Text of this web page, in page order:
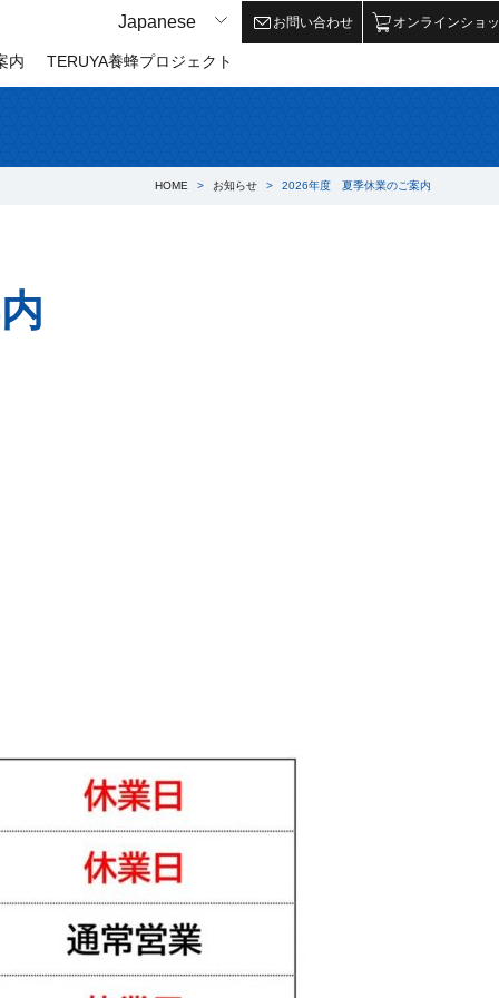
Japanese お問い合わせ オンラインショ
内 TERUYA養蜂プロジェクト
HOME お知らせ 2026年度 夏季休業のご案内
Japanese